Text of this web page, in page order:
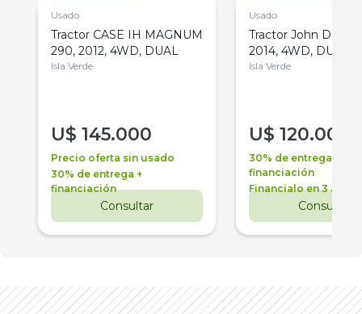
Usado
Tractor CASE IH MAGNUM
290, 2012, 4WD, DUAL
Isla Verde
U$ 145.000
Precio oferta sin usado
30% de entrega +
financiación
Consultar
Usado
Tractor John Deere
2014, 4WD, DUAL
Isla Verde
U$ 120.000
30% de entrega +
financiación
Financialo en 3 años
Consultar